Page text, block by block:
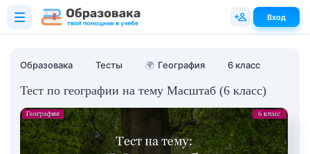
Образовака Тесты 🌍 География 6 класс
Тест по географии на тему Масштаб (6 класс)
Вход